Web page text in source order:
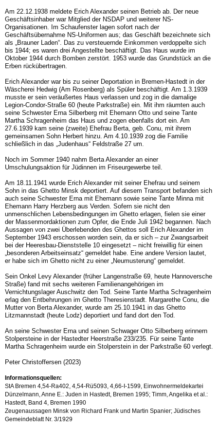
Am 22.12.1938 meldete Erich Alexander seinen Betrieb ab. Der neue
Geschäftsinhaber war Mitglied der NSDAP und weiterer NS-
Organisationen. Im Schaufenster lagen sofort nach der
Geschäftsübernahme NS-Uniformen aus; das Geschäft bezeichnete sich
als „Brauner Laden“. Das zu versteuernde Einkommen verdoppelte sich
bis 1944; es waren drei Angestellte beschäftigt. Das Haus wurde im
Oktober 1944 durch Bomben zerstört. 1953 wurde das Grundstück an die
Erben rückübertragen.
Erich Alexander war bis zu seiner Deportation in Bremen-Hastedt in der
Wäscherei Hedwig (Am Rosenberg) als Spüler beschäftigt. Am 1.3.1939
musste er sein veräußertes Haus verlassen und zog in die damalige
Legion-Condor-Straße 60 (heute Parkstraße) ein. Mit ihm räumten auch
seine Schwester Erna Silberberg mit Ehemann Otto und seine Tante
Martha Schragenheim das Haus und zogen ebenfalls dort ein. Am
27.6.1939 kam seine (zweite) Ehefrau Berta, geb. Conu, mit ihrem
gemeinsamen Sohn Herbert hinzu. Am 4.10.1939 zog die Familie
schließlich in das „Judenhaus“ Feldstraße 27 um.
Noch im Sommer 1940 nahm Berta Alexander an einer
Umschulungsaktion für Jüdinnen im Friseurgewerbe teil.
Am 18.11.1941 wurde Erich Alexander mit seiner Ehefrau und seinem
Sohn in das Ghetto Minsk deportiert. Auf diesem Transport befanden sich
auch seine Schwester Erna mit Ehemann sowie seine Tante Minna mit
Ehemann Harry Herzberg aus Verden. Sofern sie nicht den
unmenschlichen Lebensbedingungen im Ghetto erlagen, fielen sie einer
der Massenmordaktionen zum Opfer, die Ende Juli 1942 begannen. Nach
Aussagen von zwei Überlebenden des Ghettos soll Erich Alexander im
September 1943 erschossen worden sein, da er sich – zur Zwangsarbeit
bei der Heeresbau-Dienststelle 10 eingesetzt – nicht freiwillig für einen
„besonderen Arbeitseinsatz“ gemeldet habe. Eine andere Version lautet,
er habe sich im Ghetto nicht zu einer „Neumusterung“ gemeldet.
Sein Onkel Levy Alexander (früher Langenstraße 69, heute Hannoversche
Straße) fand mit sechs weiteren Familienangehörigen im
Vernichtungslager Auschwitz den Tod. Seine Tante Martha Schragenheim
erlag den Entbehrungen im Ghetto Theresienstadt. Margarethe Conu, die
Mutter von Berta Alexander, wurde am 25.10.1941 in das Ghetto
Litzmannstadt (heute Lodz) deportiert und fand dort den Tod.
An seine Schwester Erna und seinen Schwager Otto Silberberg erinnern
Stolpersteine in der Hastedter Heerstraße 233/235. Für seine Tante
Martha Schragenheim wurde ein Stolperstein in der Parkstraße 60 verlegt.
Peter Christoffersen (2023)
Informationsquellen:
StA Bremen 4,54-Ra402, 4,54-Rü5093, 4,66-I-1599, Einwohnermeldekartei
Dünzelmann, Anne E.: Juden in Hastedt, Bremen 1995; Timm, Angelika et al.:
Hastedt, Band 4, Bremen 1990
Zeugenaussagen Minsk von Richard Frank und Martin Spanier; Jüdisches
Gemeindeblatt Nr. 3/1929